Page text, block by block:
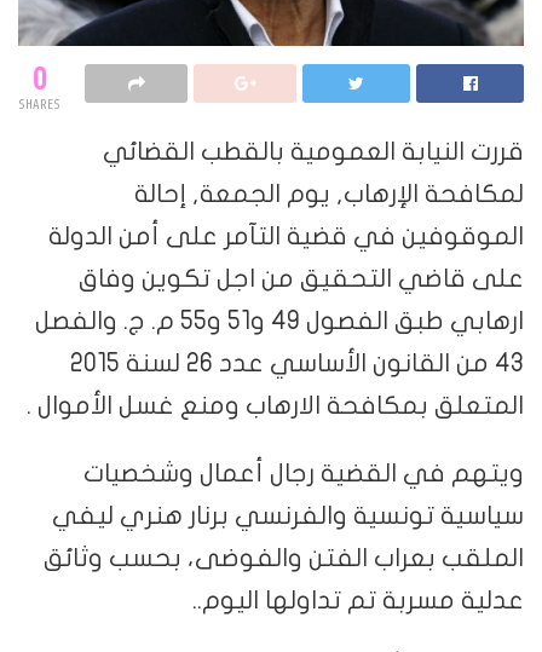
0
SHARES
قررت النيابة العمومية بالقطب القضائي
لمكافحة الإرهاب, يوم الجمعة, إحالة
الموقوفين في قضية التآمر على أمن الدولة
على قاضي التحقيق من اجل تكوين وفاق
ارهابي طبق الفصول 49 و51 و55 م. ج. والفصل
43 من القانون الأساسي عدد 26 لسنة 2015
المتعلق بمكافحة الارهاب ومنع غسل الأموال .
ويتهم في القضية رجال أعمال وشخصيات
سياسية تونسية والفرنسي برنار هنري ليفي
الملقب بعراب الفتن والفوضى، بحسب وثائق
عدلية مسربة تم تداولها اليوم..